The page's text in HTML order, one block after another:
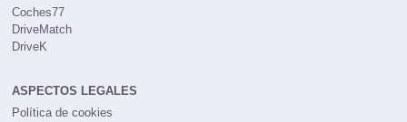
Coches77
DriveMatch
DriveK
ASPECTOS LEGALES
Política de cookies